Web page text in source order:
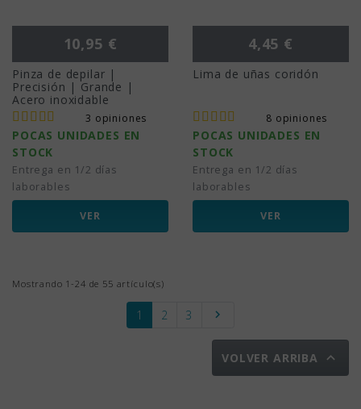
Precio
10,95 €
Pinza de depilar |
Precisión | Grande |
Acero inoxidable
3 opiniones
POCAS UNIDADES EN
STOCK
Entrega en 1/2 días
laborables
VER
Precio
4,45 €
Lima de uñas coridón
8 opiniones
POCAS UNIDADES EN
STOCK
Entrega en 1/2 días
laborables
VER
Mostrando 1-24 de 55 artículo(s)
1 2 3 Siguiente

VOLVER ARRIBA 